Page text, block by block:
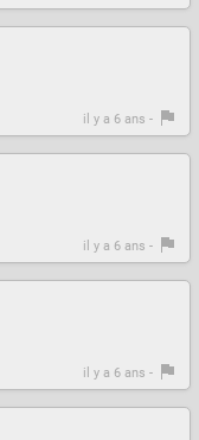
il y a 6 ans -
il y a 6 ans -
il y a 6 ans -